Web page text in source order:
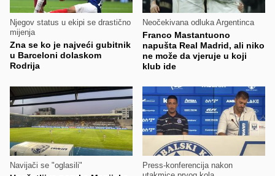
Njegov status u ekipi se drastično
mijenja
Zna se ko je najveći gubitnik
u Barceloni dolaskom
Rodrija
Neočekivana odluka Argentinca
Franco Mastantuono
napušta Real Madrid, ali niko
ne može da vjeruje u koji
klub ide
Navijači se "oglasili"
Press-konferencija nakon